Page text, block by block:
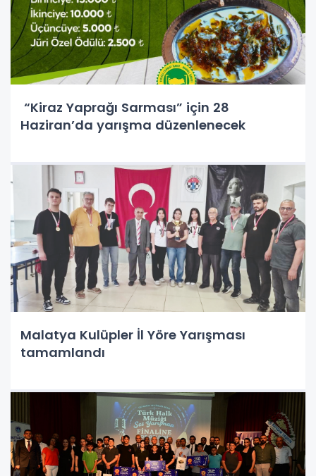
“Kiraz Yaprağı Sarması” için 28
Haziran’da yarışma düzenlenecek
Malatya Kulüpler İl Yöre Yarışması
tamamlandı